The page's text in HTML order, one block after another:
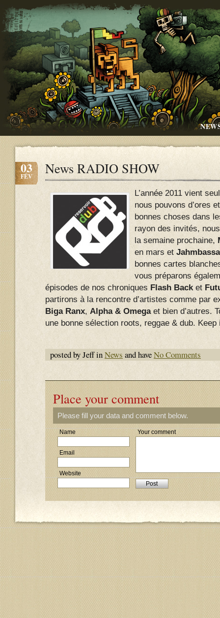
03
FÉV News RADIO SHOW
L’année 2011 vient
nous pouvons d’ores
bonnes choses dans
rayon des invités,
la semaine prochaine,
en mars et
bonnes cartes
vous préparons
épisodes de nos chroniques Flash Backet
partirons à la rencontre d’artistes comme par
Biga Ranx, Alpha & Omegaet bien d’autres.
une bonne sélection roots, reggae & dub. Keep
posted by Jeff inNews and haveNo Comments
Place your comment
Please fill your data and comment below.
Name
Email
Website
Your comment